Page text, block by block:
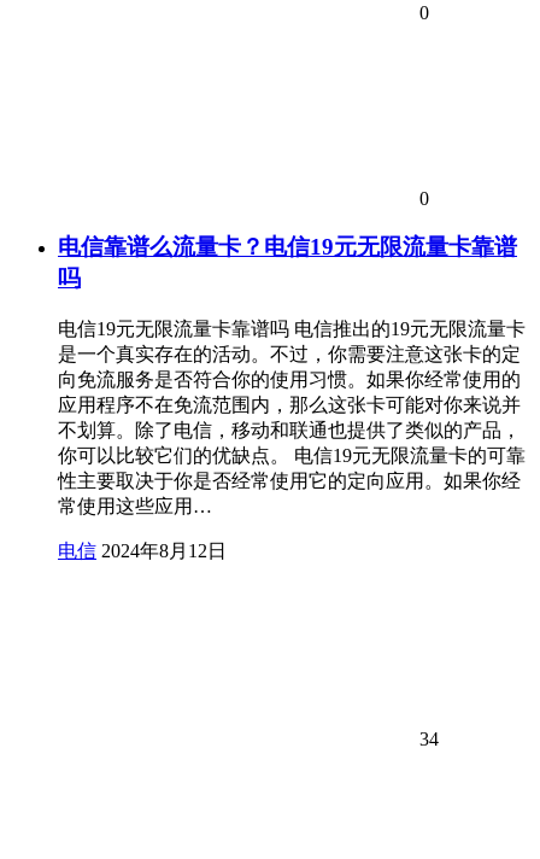
0
0
电信靠谱么流量卡？电信19元无限流量卡靠谱
吗
电信19元无限流量卡靠谱吗 电信推出的19元无限流量卡
是一个真实存在的活动。不过，你需要注意这张卡的定
向免流服务是否符合你的使用习惯。如果你经常使用的
应用程序不在免流范围内，那么这张卡可能对你来说并
不划算。除了电信，移动和联通也提供了类似的产品，
你可以比较它们的优缺点。 电信19元无限流量卡的可靠
性主要取决于你是否经常使用它的定向应用。如果你经
常使用这些应用…
电信 2024年8月12日
34